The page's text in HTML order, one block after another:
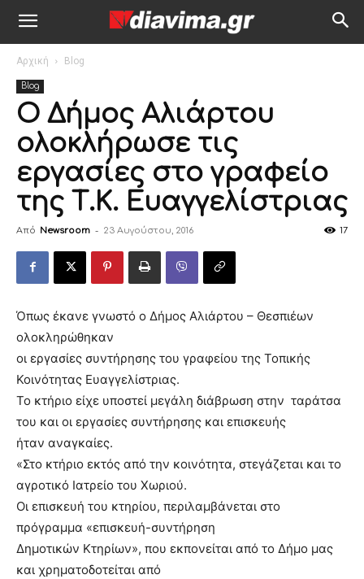
Αρχική Blog
Blog
Ο Δήμος Αλιάρτου
ολοκλήρωσε τις
εργασίες στο γραφείο
της Τ.Κ. Ευαγγελίστριας
Από Newsroom - 23 Αυγούστου, 2016 17
Όπως έκανε γνωστό ο Δήμος Αλιάρτου – Θεσπιέων
ολοκληρώθηκαν
οι εργασίες συντήρησης του γραφείου της Τοπικής
Κοινότητας Ευαγγελίστριας.
Το κτήριο είχε υποστεί μεγάλη διάβρωση στην ταράτσα
του και οι εργασίες συντήρησης και επισκευής
ήταν αναγκαίες.
«Στο κτήριο εκτός από την κοινότητα, στεγάζεται και το
αγροτικό Ιατρείο του Χωριού.
Οι επισκευή του κτηρίου, περιλαμβάνεται στο
πρόγραμμα «επισκευή-συντήρηση
Δημοτικών Κτηρίων», που εκπονείται από το Δήμο μας
και χρηματοδοτείται από